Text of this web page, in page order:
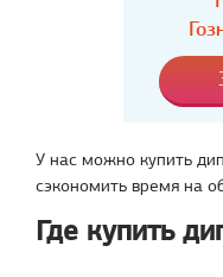
У нас можно купить
сэкономить время на
Где купить